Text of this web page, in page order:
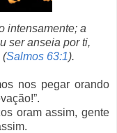
intensamente; a
ser anseia por ti,
(Salmos 63:1).
nos pegar orando
oram assim, gente